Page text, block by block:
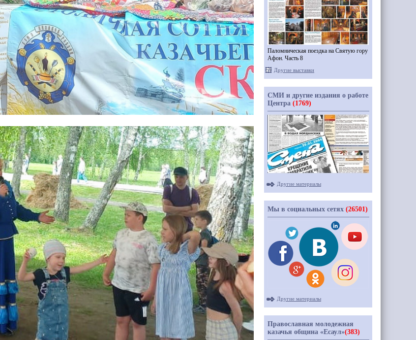
Паломническая поездка на Святую гору
Афон. Часть 8
Другие выставки
СМИ и другие издания о работе
Центра (1769)
Другие материалы
Мы в социальных сетях (26501)
Другие материалы
Православная молодежная
казачья община «Есаул»(383)